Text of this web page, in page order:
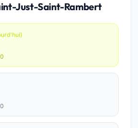
Just-Saint-Rambert